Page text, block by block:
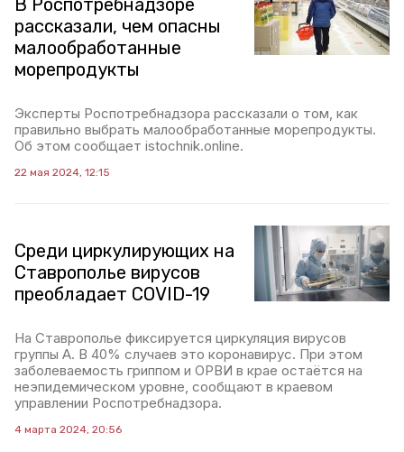
В Роспотребнадзоре
рассказали, чем опасны
малообработанные
морепродукты
Эксперты Роспотребнадзора рассказали о том, как
правильно выбрать малообработанные морепродукты.
Об этом сообщает istochnik.online.
22 мая 2024, 12:15
Среди циркулирующих на
Ставрополье вирусов
преобладает COVID-19
На Ставрополье фиксируется циркуляция вирусов
группы А. В 40% случаев это коронавирус. При этом
заболеваемость гриппом и ОРВИ в крае остаётся на
неэпидемическом уровне, сообщают в краевом
управлении Роспотребнадзора.
4 марта 2024, 20:56